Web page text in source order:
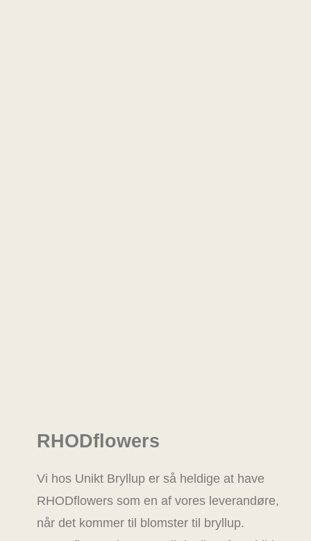
RHODflowers
Vi hos Unikt Bryllup er så heldige at have
RHODflowers som en af vores leverandøre,
når det kommer til blomster til bryllup.